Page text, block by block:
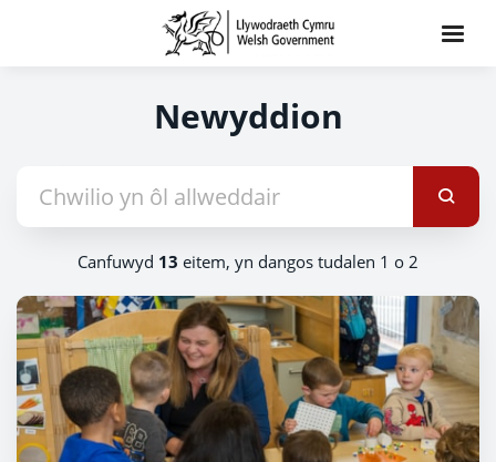
Newyddion
Canfuwyd 13 eitem, yn dangos tudalen 1 o 2